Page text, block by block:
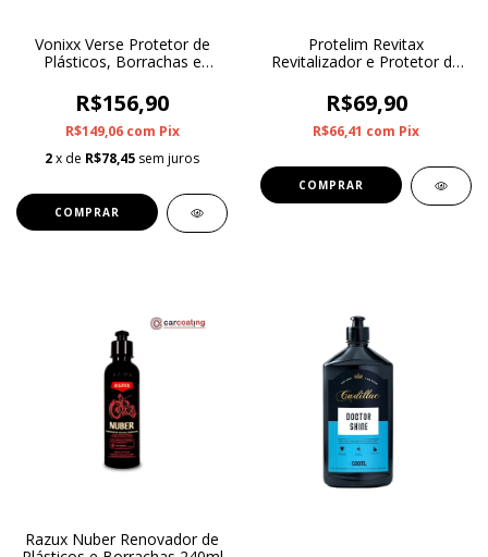
Vonixx Verse Protetor de
Plásticos, Borrachas e
R$156,90
R$149,06 com Pix
2x de R$78,45 sem juros
Protelim Revitax
Revitalizador e Protetor de
R$69,90
R$66,41 com Pix
Razux Nuber Renovador de